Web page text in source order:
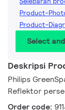
Product-
Product-
Select
Deskripsi
Philips
Reflektor
Order code: